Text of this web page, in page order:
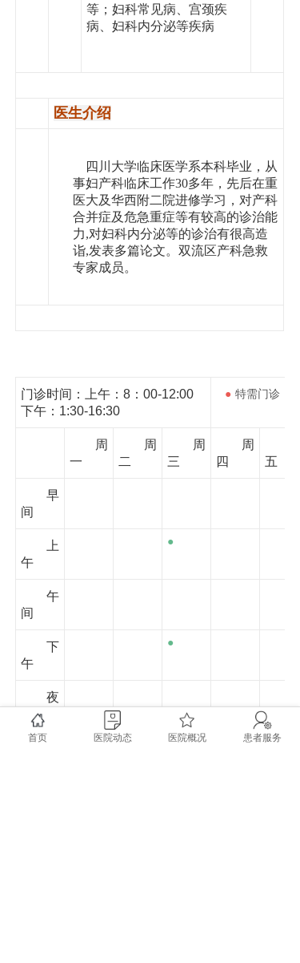
等；妇科常见病、宫颈疾
病、妇科内分泌等疾病
医生介绍
四川大学临床医学系本科毕业，从
事妇产科临床工作30多年，先后在重
医大及华西附二院进修学习，对产科
合并症及危急重症等有较高的诊治能
力,对妇科内分泌等的诊治有很高造
诣,发表多篇论文。双流区产科急救
专家成员。
门诊时间：上午：8：00-12:00
下午：1:30-16:30
● 特需门诊
周
一
周
二
周
三
周
四
五
早
间
上
午
●
午
间
下
午
●
夜
首页 医院动态 医院概况 患者服务